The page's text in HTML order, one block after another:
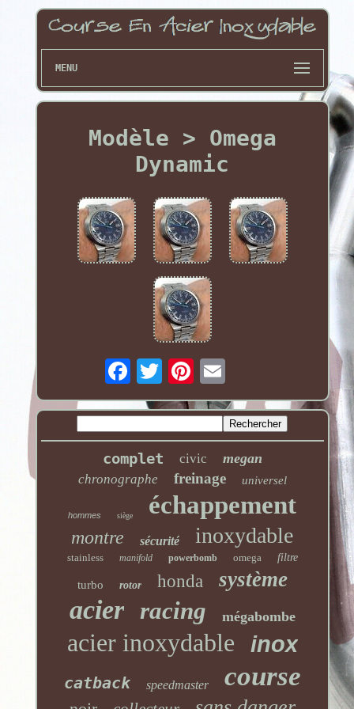
MENU
Modèle > Omega
Dynamic
complet civic megan
chronographe freinage universel
hommes siège échappement
montre sécurité inoxydable
stainless manifold powerbomb omega filtre
turbo rotor honda système
acier racing mégabombe
acier inoxydable inox
catback speedmaster course